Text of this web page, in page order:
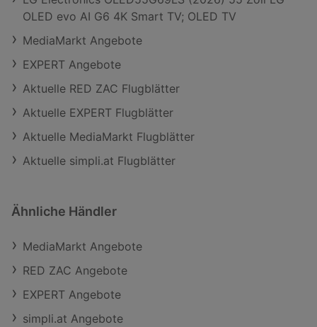
OLED evo AI G6 4K Smart TV; OLED TV
MediaMarkt Angebote
EXPERT Angebote
Aktuelle RED ZAC Flugblätter
Aktuelle EXPERT Flugblätter
Aktuelle MediaMarkt Flugblätter
Aktuelle simpli.at Flugblätter
Ähnliche Händler
MediaMarkt Angebote
RED ZAC Angebote
EXPERT Angebote
simpli.at Angebote